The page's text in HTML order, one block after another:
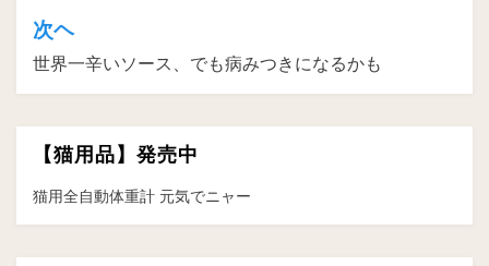
ナ
ビ
ゲ
ー
シ
ョ
ン
次ヘ
世界一辛いソース、でも病みつきになるかも
【猫用品】発売中
猫用全自動体重計 元気でニャー